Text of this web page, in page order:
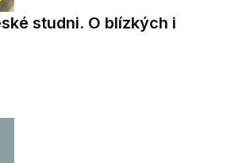
studni. O blízkých i